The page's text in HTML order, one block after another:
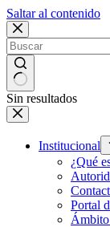
Saltar al contenido
Sin resultados
Institucional
¿Qué
Portal